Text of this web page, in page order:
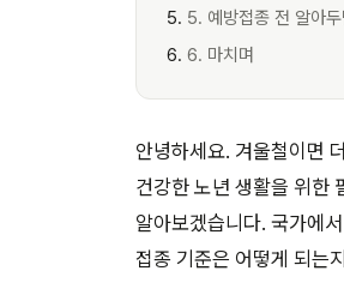
5. 예방접종 전 알아
6. 마치며
안녕하세요. 겨울철이면
건강한 노년 생활을 위한
알아보겠습니다. 국가에
접종 기준은 어떻게 되는